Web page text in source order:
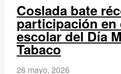
Coslada bate
participación en
escolar del Día
Tabaco
26 mayo, 2026